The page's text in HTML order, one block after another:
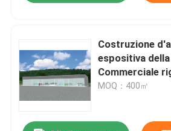
Costruzione
espositiva
Commerciale
struttura del
MOQ：400㎡